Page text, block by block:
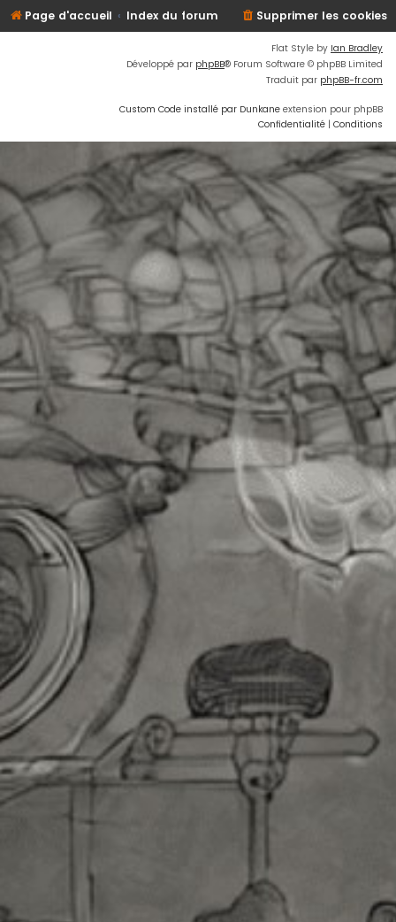
Page d'accueil Index du forum Supprimer les cookies
Flat Style by Ian Bradley
Développé par phpBB® Forum Software © phpBB Limited
Traduit par phpBB-fr.com
Custom Code installé par Dunkane extension pour phpBB
Confidentialité | Conditions